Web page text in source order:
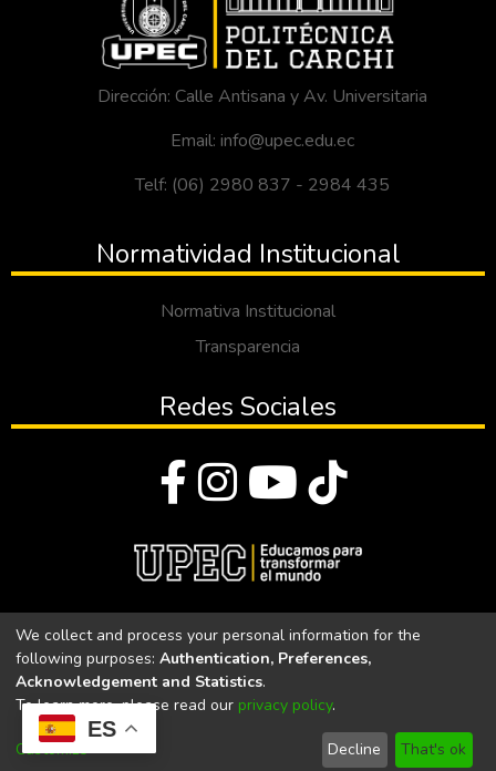
ES
Dirección: Calle Antisana y Av. Universitaria
Email: info@upec.edu.ec
Telf: (06) 2980 837 - 2984 435
Normatividad Institucional
Normativa Institucional
Transparencia
Redes Sociales
Universidad Politécnica Estatal del Carchi
Universidad Politécnica Estatal del Carchi | Acreditada por el
CACES Resolución N°. 160-SE-33-CACES-2020
We collect and process your personal information for the
following purposes: Authentication, Preferences,
Acknowledgement and Statistics.
To learn more, please read our privacy policy.
Customize Decline That's ok